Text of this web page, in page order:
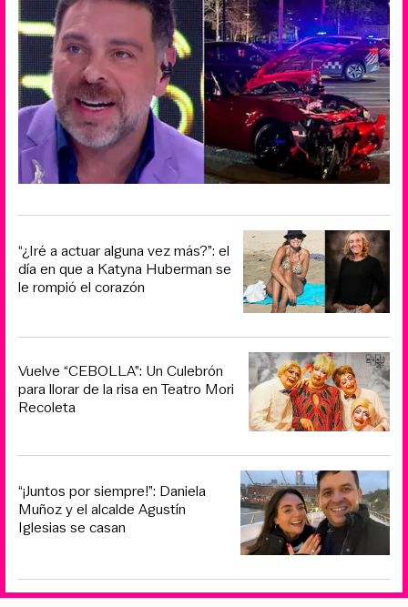
“¿Iré a actuar alguna vez más?”: el
día en que a Katyna Huberman se
le rompió el corazón
Vuelve “CEBOLLA”: Un Culebrón
para llorar de la risa en Teatro Mori
Recoleta
“¡Juntos por siempre!”: Daniela
Muñoz y el alcalde Agustín
Iglesias se casan